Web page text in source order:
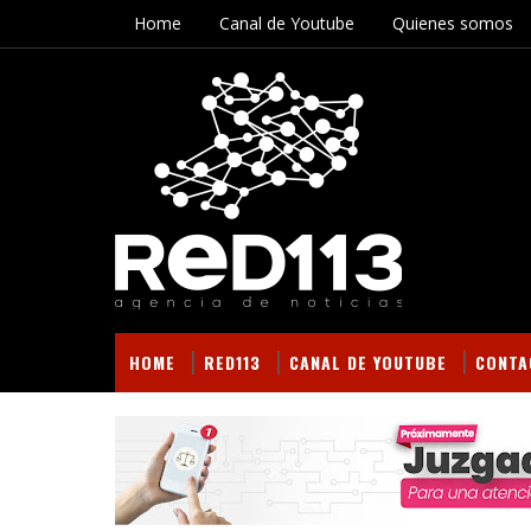
Home Canal de Youtube Quienes somos
HOME RED113 CANAL DE YOUTUBE